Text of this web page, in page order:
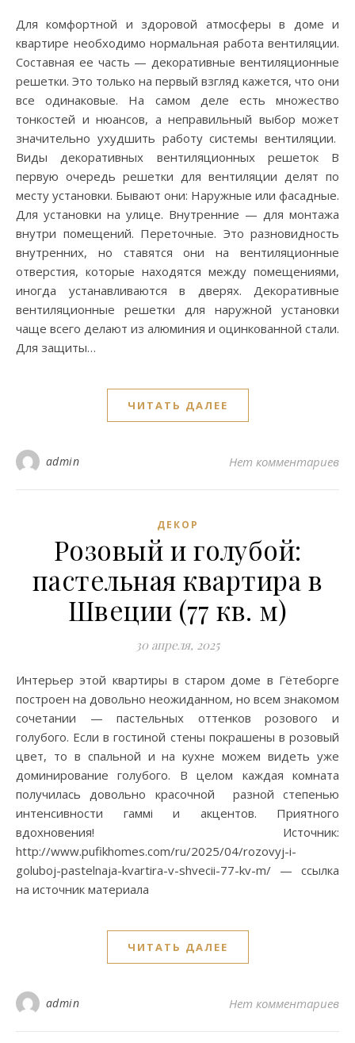
Для комфортной и здоровой атмосферы в доме и
квартире необходимо нормальная работа вентиляции.
Составная ее часть — декоративные вентиляционные
решетки. Это только на первый взгляд кажется, что они
все одинаковые. На самом деле есть множество
тонкостей и нюансов, а неправильный выбор может
значительно ухудшить работу системы вентиляции.
Виды декоративных вентиляционных решеток В
первую очередь решетки для вентиляции делят по
месту установки. Бывают они: Наружные или фасадные.
Для установки на улице. Внутренние — для монтажа
внутри помещений. Переточные. Это разновидность
внутренних, но ставятся они на вентиляционные
отверстия, которые находятся между помещениями,
иногда устанавливаются в дверях. Декоративные
вентиляционные решетки для наружной установки
чаще всего делают из алюминия и оцинкованной стали.
Для защиты…
ЧИТАТЬ ДАЛЕЕ
admin Нет комментариев
ДЕКОР
Розовый и голубой:
пастельная квартира в
Швеции (77 кв. м)
30 апреля, 2025
Интерьер этой квартиры в старом доме в Гётеборге
построен на довольно неожиданном, но всем знакомом
сочетании — пастельных оттенков розового и
голубого. Если в гостиной стены покрашены в розовый
цвет, то в спальной и на кухне можем видеть уже
доминирование голубого. В целом каждая комната
получилась довольно красочной разной степенью
интенсивности гаммі и акцентов. Приятного
вдохновения! Источник:
http://www.pufikhomes.com/ru/2025/04/rozovyj-i-
goluboj-pastelnaja-kvartira-v-shvecii-77-kv-m/ — ссылка
на источник материала
ЧИТАТЬ ДАЛЕЕ
admin Нет комментариев